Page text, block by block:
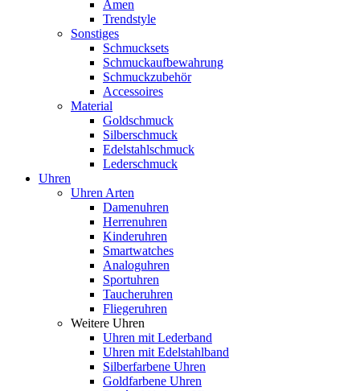
Amen
Trendstyle
Sonstiges
Schmucksets
Schmuckaufbewahrung
Schmuckzubehör
Accessoires
Material
Goldschmuck
Silberschmuck
Edelstahlschmuck
Lederschmuck
Uhren
Uhren Arten
Damenuhren
Herrenuhren
Kinderuhren
Smartwatches
Analoguhren
Sportuhren
Taucheruhren
Fliegeruhren
Weitere Uhren
Uhren mit Lederband
Uhren mit Edelstahlband
Silberfarbene Uhren
Goldfarbene Uhren